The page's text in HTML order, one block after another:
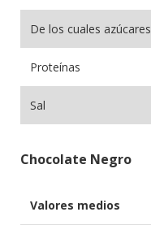
De los cuales azúcares
Proteínas
Sal
Chocolate Negro
Valores medios